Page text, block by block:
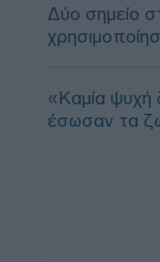
Δύο σημείο
«Καμία ψυχή
έσωσαν τα